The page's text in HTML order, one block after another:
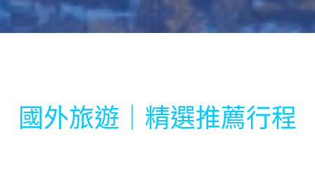
國外旅遊｜精選推薦行程